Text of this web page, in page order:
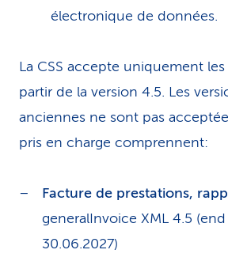
électronique de données.
La CSS accepte uniquement les
partir de la version 4.5. Les
anciennes ne sont pas
pris en charge comprennent:
Facture de prestations,
generalInvoice XML 4.5
30.06.2027)